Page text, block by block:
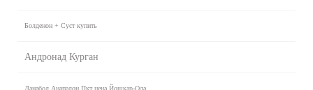
Болденон + Суст купить
Андронад Курган
Данабол Анапалон Пкт цена Йошкар-Ола